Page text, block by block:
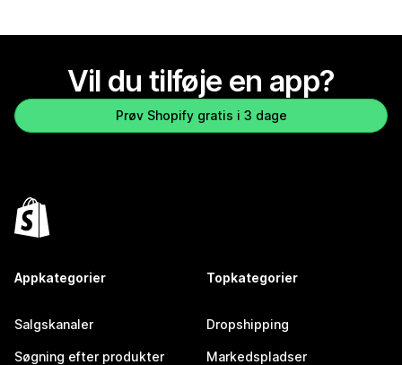
Vil du tilføje en app?
Prøv Shopify gratis i 3 dage
Appkategorier
Salgskanaler
Søgning efter produkter
Topkategorier
Dropshipping
Markedspladser